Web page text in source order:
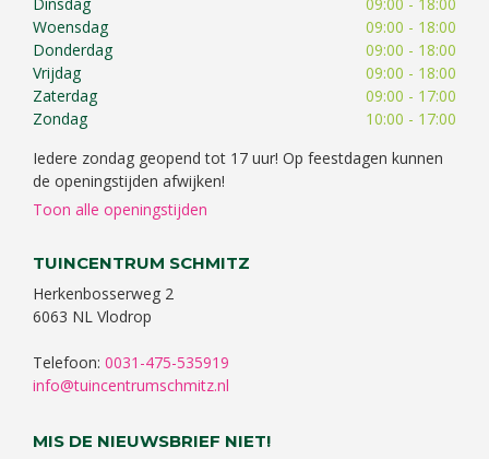
Woensdag
09:00 - 18:00
Donderdag
09:00 - 18:00
Vrijdag
09:00 - 18:00
Zaterdag
09:00 - 17:00
Zondag
10:00 - 17:00
Iedere zondag geopend tot 17 uur! Op feestdagen kunnen
de openingstijden afwijken!
Toon alle openingstijden
TUINCENTRUM SCHMITZ
Herkenbosserweg 2
6063 NL Vlodrop
Telefoon: 0031-475-535919
info@tuincentrumschmitz.nl
MIS DE NIEUWSBRIEF NIET!